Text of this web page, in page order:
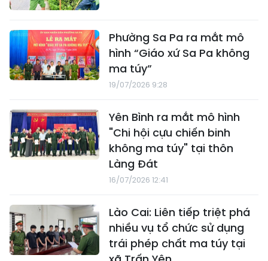
Phường Sa Pa ra mắt mô
hình “Giáo xứ Sa Pa không
ma túy”
19/07/2026 9:28
Yên Bình ra mắt mô hình
"Chi hội cựu chiến binh
không ma túy" tại thôn
Làng Đát
16/07/2026 12:41
Lào Cai: Liên tiếp triệt phá
nhiều vụ tổ chức sử dụng
trái phép chất ma túy tại